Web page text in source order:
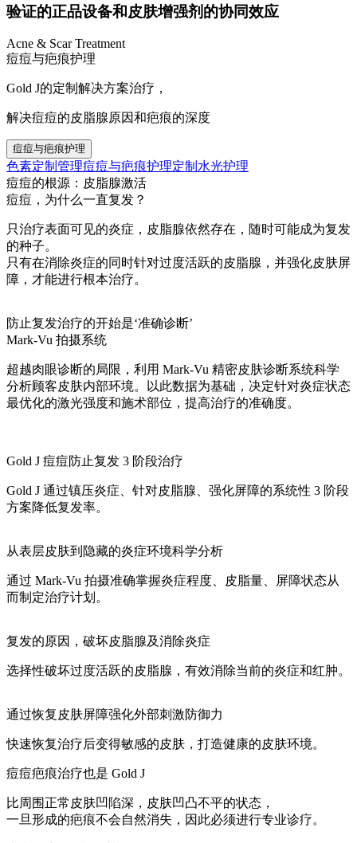
验证的正品设备和皮肤增强剂的协同效应
Acne & Scar Treatment
痘痘与疤痕护理
Gold J的定制解决方案治疗，
解决痘痘的皮脂腺原因和疤痕的深度
痘痘与疤痕护理
色素定制管理痘痘与疤痕护理定制水光护理
痘痘的根源：皮脂腺激活
痘痘，为什么一直复发？
只治疗表面可见的炎症，皮脂腺依然存在，随时可能成为复发
的种子。
只有在消除炎症的同时针对过度活跃的皮脂腺，并强化皮肤屏
障，才能进行根本治疗。
防止复发治疗的开始是‘准确诊断’
Mark-Vu 拍摄系统
超越肉眼诊断的局限，利用 Mark-Vu 精密皮肤诊断系统科学
分析顾客皮肤内部环境。以此数据为基础，决定针对炎症状态
最优化的激光强度和施术部位，提高治疗的准确度。
Gold J 痘痘防止复发 3 阶段治疗
Gold J 通过镇压炎症、针对皮脂腺、强化屏障的系统性 3 阶段
方案降低复发率。
从表层皮肤到隐藏的炎症环境科学分析
通过 Mark-Vu 拍摄准确掌握炎症程度、皮脂量、屏障状态从
而制定治疗计划。
复发的原因，破坏皮脂腺及消除炎症
选择性破坏过度活跃的皮脂腺，有效消除当前的炎症和红肿。
通过恢复皮肤屏障强化外部刺激防御力
快速恢复治疗后变得敏感的皮肤，打造健康的皮肤环境。
痘痘疤痕治疗也是 Gold J
比周围正常皮肤凹陷深，皮肤凹凸不平的状态，
一旦形成的疤痕不会自然消失，因此必须进行专业诊疗。